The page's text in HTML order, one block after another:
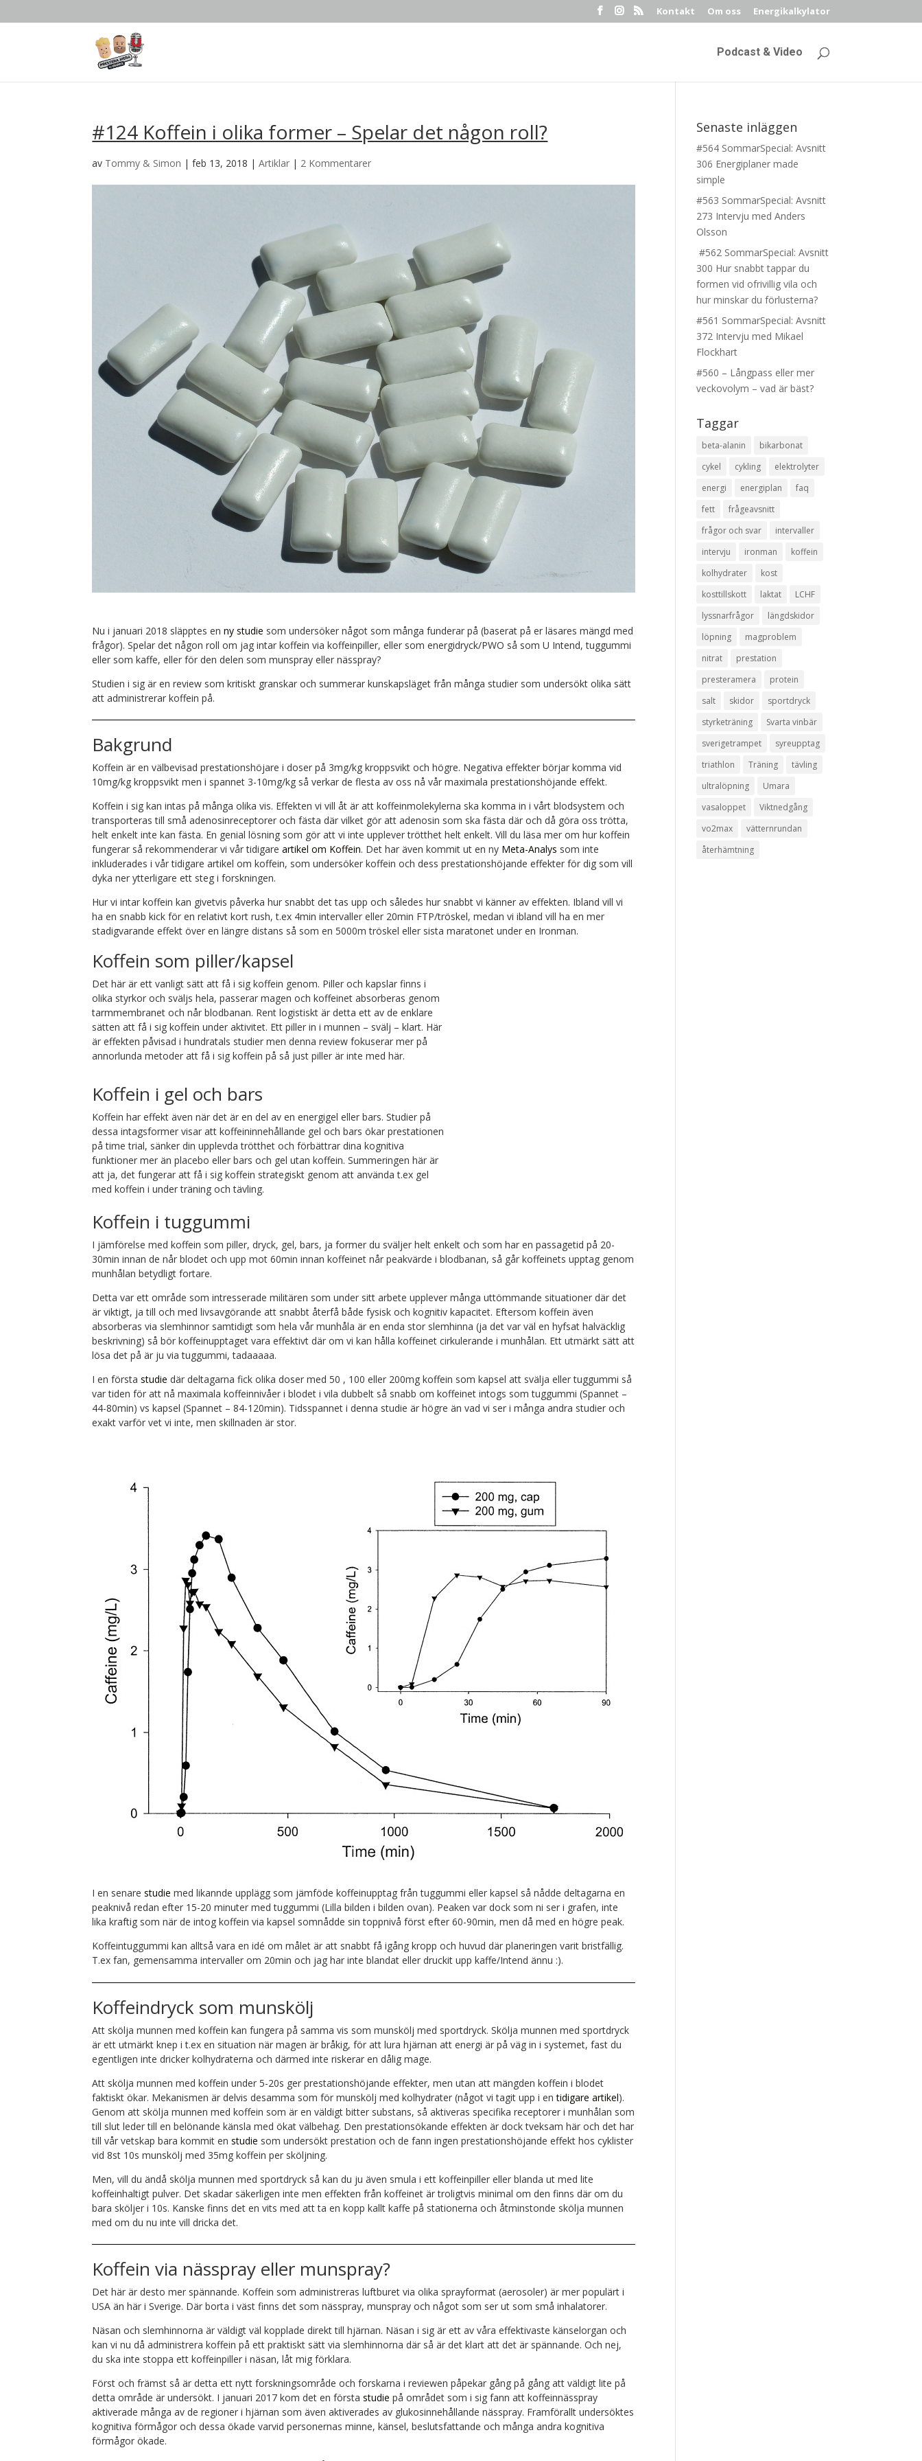
Kontakt Om oss Energikalkylator
Podcast & Video
#124 Koffein i olika former – Spelar det någon roll?
av Tommy & Simon |feb 13, 2018 |Artiklar | 2 Kommentarer
Nu i januari 2018 släpptes enny studie som undersöker något som många funderar på (baserat på er läsares mängd med
frågor). Spelar det någon roll om jag intar koffein via koffeinpiller, eller som energidryck/PWO så som U Intend, tuggummi
eller som kaffe, eller för den delen som munspray eller nässpray?
Studien i sig är en review som kritiskt granskar och summerar kunskapsläget från många studier som undersökt olika sätt
att administrerar koffein på.
Bakgrund
Koffein är en välbevisad prestationshöjare i doser på 3mg/kg kroppsvikt och högre. Negativa effekter börjar komma vid
10mg/kg kroppsvikt men i spannet 3-10mg/kg så verkar de flesta av oss nå vår maximala prestationshöjande effekt.
Koffein i sig kan intas på många olika vis. Effekten vi vill åt är att koffeinmolekylerna ska komma in i vårt blodsystem och
transporteras till små adenosinreceptorer och fästa där vilket gör att adenosin som ska fästa där och då göra oss trötta,
helt enkelt inte kan fästa. En genial lösning som gör att vi inte upplever trötthet helt enkelt. Vill du läsa mer om hur koffein
fungerar så rekommenderar vi vår tidigareartikel om Koffein. Det har även kommit ut en ny Meta-Analys som inte
inkluderades i vår tidigare artikel om koffein, som undersöker koffein och dess prestationshöjande effekter för dig som vill
dyka ner ytterligare ett steg i forskningen.
Hur vi intar koffein kan givetvis påverka hur snabbt det tas upp och således hur snabbt vi känner av effekten. Ibland vill vi
ha en snabb kick för en relativt kort rush, t.ex 4min intervaller eller 20min FTP/tröskel, medan vi ibland vill ha en mer
stadigvarande effekt över en längre distans så som en 5000m tröskel eller sista maratonet under en Ironman.
Koffein som piller/kapsel
Det här är ett vanligt sätt att få i sig koffein genom. Piller och kapslar finns i
olika styrkor och sväljs hela, passerar magen och koffeinet absorberas genom
tarmmembranet och når blodbanan. Rent logistiskt är detta ett av de enklare
sätten att få i sig koffein under aktivitet. Ett piller in i munnen – svälj – klart. Här
är effekten påvisad i hundratals studier men denna review fokuserar mer på
annorlunda metoder att få i sig koffein på så just piller är inte med här.
Koffein i gel och bars
Koffein har effekt även när det är en del av en energigel eller bars. Studier på
dessa intagsformer visar att koffeininnehållande gel och bars ökar prestationen
på time trial, sänker din upplevda trötthet och förbättrar dina kognitiva
funktioner mer än placebo eller bars och gel utan koffein. Summeringen här är
att ja, det fungerar att få i sig koffein strategiskt genom att använda t.ex gel
med koffein i under träning och tävling.
Koffein i tuggummi
I jämförelse med koffein som piller, dryck, gel, bars, ja former du sväljer helt enkelt och som har en passagetid på 20-
30min innan de når blodet och upp mot 60min innan koffeinet når peakvärde i blodbanan, så går koffeinets upptag genom
munhålan betydligt fortare.
Detta var ett område som intresserade militären som under sitt arbete upplever många uttömmande situationer där det
är viktigt, ja till och med livsavgörande att snabbt återfå både fysisk och kognitiv kapacitet. Eftersom koffein även
absorberas via slemhinnor samtidigt som hela vår munhåla är en enda stor slemhinna (ja det var väl en hyfsat halväcklig
beskrivning) så bör koffeinupptaget vara effektivt där om vi kan hålla koffeinet cirkulerande i munhålan. Ett utmärkt sätt att
lösa det på är ju via tuggummi, tadaaaaa.
I en förstastudie där deltagarna fick olika doser med 50 , 100 eller 200mg koffein som kapsel att svälja eller tuggummi så
var tiden för att nå maximala koffeinnivåer i blodet i vila dubbelt så snabb om koffeinet intogs som tuggummi (Spannet –
44-80min) vs kapsel (Spannet – 84-120min). Tidsspannet i denna studie är högre än vad vi ser i många andra studier och
exakt varför vet vi inte, men skillnaden är stor.
I en senarestudie med likannde upplägg som jämföde koffeinupptag från tuggummi eller kapsel så nådde deltagarna en
peaknivå redan efter 15-20 minuter med tuggummi (Lilla bilden i bilden ovan). Peaken var dock som ni ser i grafen, inte
lika kraftig som när de intog koffein via kapsel somnådde sin toppnivå först efter 60-90min, men då med en högre peak.
Koffeintuggummi kan alltså vara en idé om målet är att snabbt få igång kropp och huvud där planeringen varit bristfällig.
T.ex fan, gemensamma intervaller om 20min och jag har inte blandat eller druckit upp kaffe/Intend ännu :).
Koffeindryck som munskölj
Att skölja munnen med koffein kan fungera på samma vis som munskölj med sportdryck. Skölja munnen med sportdryck
är ett utmärkt knep i t.ex en situation när magen är bråkig, för att lura hjärnan att energi är på väg in i systemet, fast du
egentligen inte dricker kolhydraterna och därmed inte riskerar en dålig mage.
Att skölja munnen med koffein under 5-20s ger prestationshöjande effekter, men utan att mängden koffein i blodet
faktiskt ökar. Mekanismen är delvis desamma som för munskölj med kolhydrater (något vi tagit upp i entidigare artikel).
Genom att skölja munnen med koffein som är en väldigt bitter substans, så aktiveras specifika receptorer i munhålan som
till slut leder till en belönande känsla med ökat välbehag. Den prestationsökande effekten är dock tveksam här och det har
till vår vetskap bara kommit enstudie som undersökt prestation och de fann ingen prestationshöjande effekt hos cyklister
vid 8st 10s munskölj med 35mg koffein per sköljning.
Men, vill du ändå skölja munnen med sportdryck så kan du ju även smula i ett koffeinpiller eller blanda ut med lite
koffeinhaltigt pulver. Det skadar säkerligen inte men effekten från koffeinet är troligtvis minimal om den finns där om du
bara sköljer i 10s. Kanske finns det en vits med att ta en kopp kallt kaffe på stationerna och åtminstonde skölja munnen
med om du nu inte vill dricka det.
Koffein via nässpray eller munspray?
Det här är desto mer spännande. Koffein som administreras luftburet via olika sprayformat (aerosoler) är mer populärt i
USA än här i Sverige. Där borta i väst finns det som nässpray, munspray och något som ser ut som små inhalatorer.
Näsan och slemhinnorna är väldigt väl kopplade direkt till hjärnan. Näsan i sig är ett av våra effektivaste känselorgan och
kan vi nu då administrera koffein på ett praktiskt sätt via slemhinnorna där så är det klart att det är spännande. Och nej,
du ska inte stoppa ett koffeinpiller i näsan, låt mig förklara.
Först och främst så är detta ett nytt forskningsområde och forskarna i reviewen påpekar gång på gång att väldigt lite på
detta område är undersökt. I januari 2017 kom det en förstastudie på området som i sig fann att koffeinnässpray
aktiverade många av de regioner i hjärnan som även aktiverades av glukosinnehållande nässpray. Framförallt undersöktes
kognitiva förmågor och dessa ökade varvid personernas minne, känsel, beslutsfattande och många andra kognitiva
förmågor ökade.
Senaste inläggen
#564 SommarSpecial: Avsnitt
306 Energiplaner made
simple
#563 SommarSpecial: Avsnitt
273 Intervju med Anders
Olsson
#562 SommarSpecial: Avsnitt
300 Hur snabbt tappar du
formen vid ofrivillig vila och
hur minskar du förlusterna?
#561 SommarSpecial: Avsnitt
372 Intervju med Mikael
Flockhart
#560 – Långpass eller mer
veckovolym – vad är bäst?
Taggar
beta-alanin
bikarbonat
cykel
cykling
elektrolyter
energi
energiplan
faq
fett
frågeavsnitt
frågor och svar
intervaller
intervju
ironman
koffein
kolhydrater
kost
kosttillskott
laktat
LCHF
lyssnarfrågor
längdskidor
löpning
magproblem
nitrat
prestation
presteramera
protein
salt
skidor
sportdryck
styrketräning
Svarta vinbär
sverigetrampet
syreupptag
triathlon
Träning
tävling
ultralöpning
Umara
vasaloppet
Viktnedgång
vo2max
vätternrundan
återhämtning